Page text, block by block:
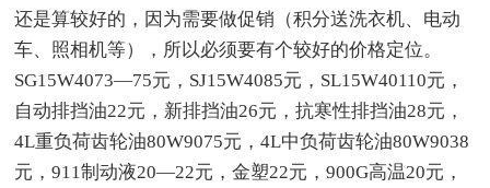
还是算较好的，因为需要做促销（积分送洗衣机、电动
车、照相机等），所以必须要有个较好的价格定位。
SG15W4073—75元，SJ15W4085元，SL15W40110元，
自动排挡油22元，新排挡油26元，抗寒性排挡油28元，
4L重负荷齿轮油80W9075元，4L中负荷齿轮油80W9038
元，911制动液20—22元，金塑22元，900G高温20元，